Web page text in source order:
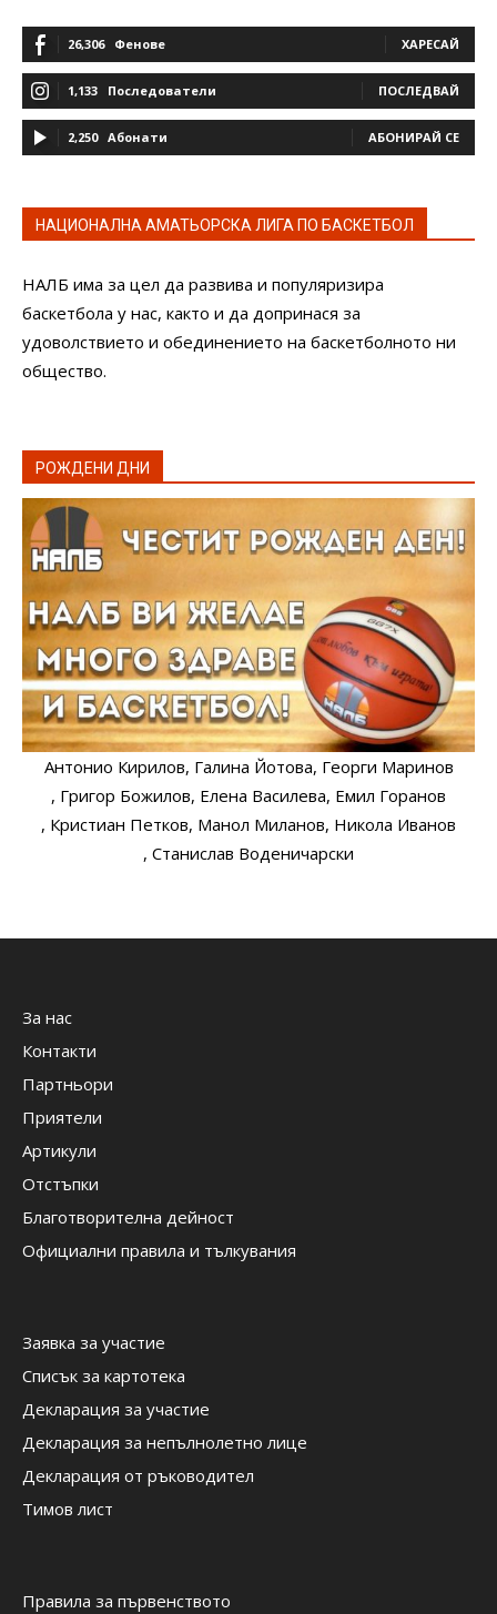
26,306 Фенове ХАРЕСАЙ
1,133 Последователи ПОСЛЕДВАЙ
2,250 Абонати АБОНИРАЙ СЕ
НАЦИОНАЛНА АМАТЬОРСКА ЛИГА ПО БАСКЕТБОЛ
НАЛБ има за цел да развива и популяризира
баскетбола у нас, както и да допринася за
удоволствието и обединението на баскетболното ни
общество.
РОЖДЕНИ ДНИ
Антонио Кирилов, Галина Йотова, Георги Маринов
, Григор Божилов, Елена Василева, Емил Горанов
, Кристиан Петков, Манол Миланов, Никола Иванов
, Станислав Воденичарски
За нас
Контакти
Партньори
Приятели
Артикули
Отстъпки
Благотворителна дейност
Официални правила и тълкувания
Заявка за участие
Списък за картотека
Декларация за участие
Декларация за непълнолетно лице
Декларация от ръководител
Тимов лист
Правила за първенството